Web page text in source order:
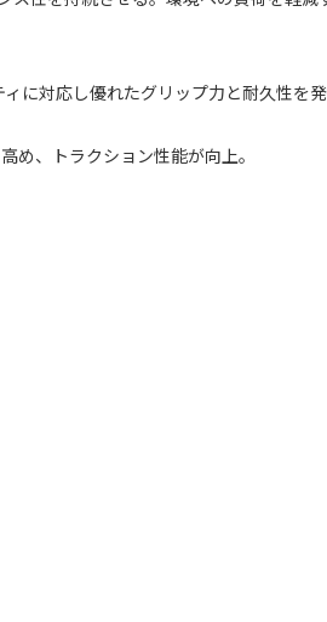
対応し優れたグリップ力と耐久性を発
、トラクション性能が向上。